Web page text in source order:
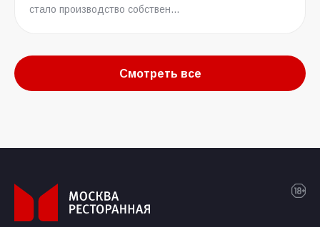
стало производство собствен...
Смотреть все